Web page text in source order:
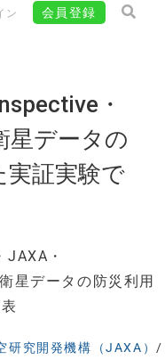
ン 会員登録
・
星データの
実証実験で
JAXA・
星データの防災利用
研究開発機構（JAXA）/